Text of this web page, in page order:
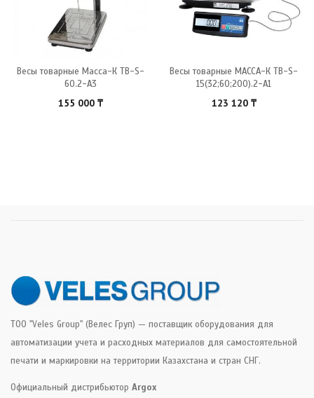
Весы товарные Масса-К ТB-S-
60.2-А3
155 000 ₸
Весы товарные МАССА-К ТВ-S-
15(32;60;200).2-А1
123 120 ₸
ТОО "Veles Group" (Велес Груп) — поставщик оборудования для
автоматизации учета и расходных материалов для самостоятельной
печати и маркировки на территории Казахстана и стран СНГ.
Официальный дистрибьютор Argox